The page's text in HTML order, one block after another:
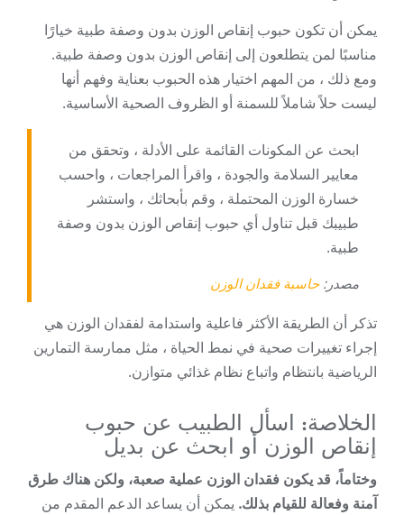
يمكن أن تكون حبوب إنقاص الوزن بدون وصفة طبية خيارًا
مناسبًا لمن يتطلعون إلى إنقاص الوزن بدون وصفة طبية.
ومع ذلك ، من المهم اختيار هذه الحبوب بعناية وفهم أنها
ليست حلاً شاملاً للسمنة أو الظروف الصحية الأساسية.
ابحث عن المكونات القائمة على الأدلة ، وتحقق من
معايير السلامة والجودة ، واقرأ المراجعات ، واحسب
خسارة الوزن المحتملة ، وقم بأبحاثك ، واستشر
طبيبك قبل تناول أي حبوب إنقاص الوزن بدون وصفة
طبية.
مصدر:حاسبة فقدان الوزن
تذكر أن الطريقة الأكثر فاعلية واستدامة لفقدان الوزن هي
إجراء تغييرات صحية في نمط الحياة ، مثل ممارسة التمارين
الرياضية بانتظام واتباع نظام غذائي متوازن.
الخلاصة: اسأل الطبيب عن حبوب
إنقاص الوزن أو ابحث عن بديل
وختاماً، قد يكون فقدان الوزن عملية صعبة، ولكن هناك طرق
آمنة وفعالة للقيام بذلك. يمكن أن يساعد الدعم المقدم من